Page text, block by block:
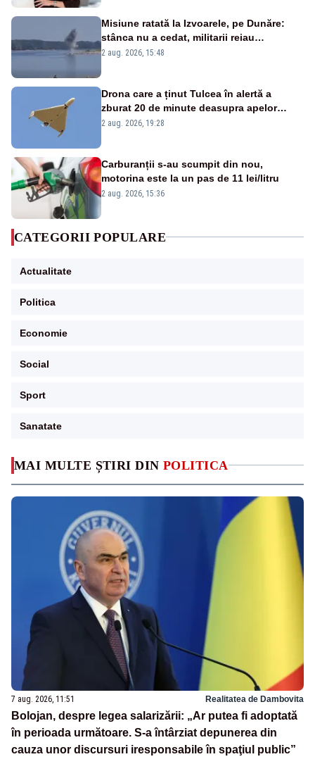
MAI MULTE ȘTIRI DIN POLITICA
7 aug. 2026, 11:51 Realitatea de Dambovita
Bolojan, despre legea salarizării: „Ar putea fi adoptată
în perioada următoare. S-a întârziat depunerea din
cauza unor discursuri iresponsabile în spaţiul public”
Misiune ratată la Izvoarele, pe Dunăre:
stânca nu a cedat, militarii reiau
detonările luni – VIDEO
2 aug. 2026, 15:48
Drona care a ținut Tulcea în alertă a
zburat 20 de minute deasupra apelor
României. Au fost ridicate două F-16
2 aug. 2026, 19:28
Carburanții s-au scumpit din nou,
motorina este la un pas de 11 lei/litru
2 aug. 2026, 15:36
CATEGORII POPULARE
Actualitate
Politica
Economie
Social
Sport
Sanatate